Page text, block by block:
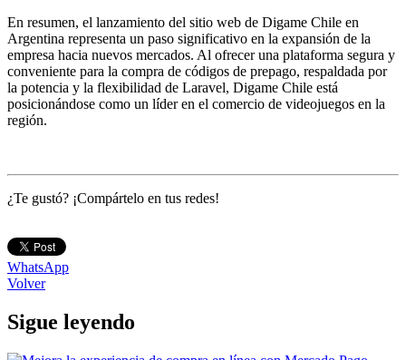
En resumen, el lanzamiento del sitio web de Digame Chile en
Argentina representa un paso significativo en la expansión de la
empresa hacia nuevos mercados. Al ofrecer una plataforma segura y
conveniente para la compra de códigos de prepago, respaldada por
la potencia y la flexibilidad de Laravel, Digame Chile está
posicionándose como un líder en el comercio de videojuegos en la
región.
¿Te gustó? ¡Compártelo en tus redes!
WhatsApp
Volver
Sigue leyendo